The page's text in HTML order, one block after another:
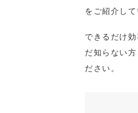
をご紹介して
できるだけ
だ知らない
ださい。